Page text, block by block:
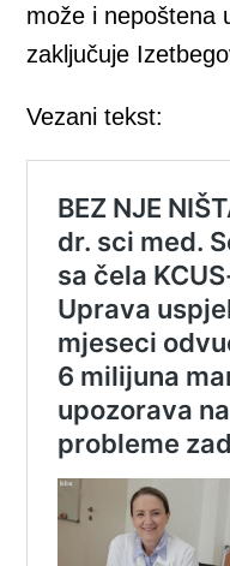
može i nepoštena
zaključuje
Vezani tekst: